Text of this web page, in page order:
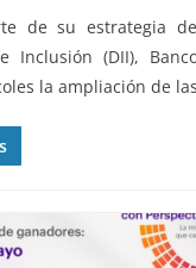
de su estrategia
Inclusión (DII),
la ampliación de